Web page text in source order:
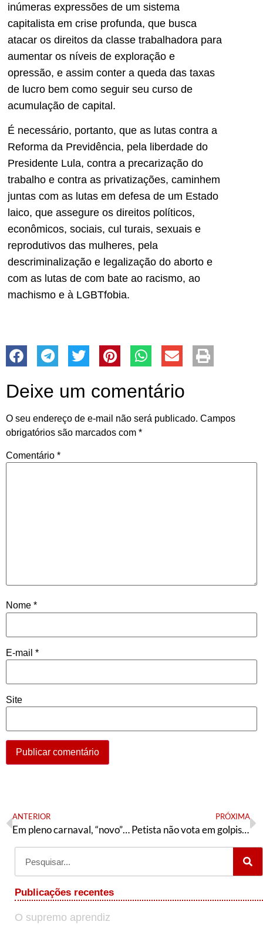
inúmeras expressões de um sistema
capitalista em crise profunda, que busca
atacar os di­reitos da classe trabalhadora para
aumentar os níveis de exploração e
opressão, e assim conter a que­da das taxas
de lucro bem como seguir seu curso de
acumulação de capital.
É necessário, portanto, que as lutas contra a
Reforma da Previdência, pela liberdade do
Presidente Lula, contra a preca­rização do
trabalho e contra as privatizações, caminhem
jun­tas com as lutas em defesa de um Estado
laico, que assegure os direitos políticos,
econômi­cos, sociais, cul turais, sexuais e
reprodutivos das mulheres, pela
descriminalização e legalização do aborto e
com as lutas de com­ bate ao racismo, ao
machismo e à LGBTfobia.
Deixe um comentário
O seu endereço de e-mail não será publicado. Campos
obrigatórios são marcados com *
Comentário *
Nome *
E-mail *
Site
ANTERIOR
Em pleno carnaval, “novo” ataque de Fornazieri contra o PT
PRÓXIMA
Petista não vota em golpista (de novo)
Publicações recentes
O supremo aprendiz